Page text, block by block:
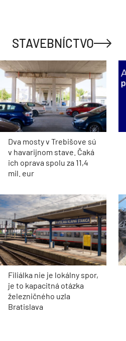
STAVEBNÍCTVO
Dva mosty v Trebišove sú
v havarijnom stave. Čaká
ich oprava spolu za 11,4
mil. eur
Filiálka nie je lokálny spor,
je to kapacitná otázka
železničného uzla
Bratislava